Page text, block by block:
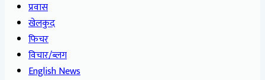
प्रवास
खेलकुद
फिचर
विचार/ब्लग
English News